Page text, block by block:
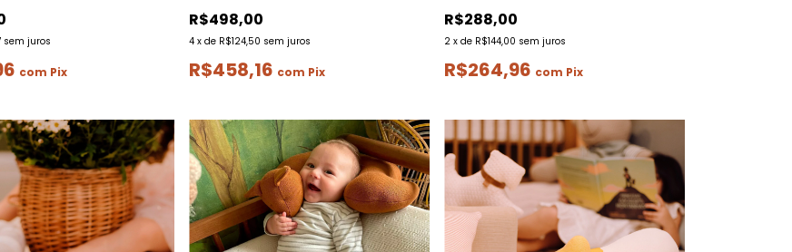
sem juros
com Pix
R$498,00
4 x de R$124,50 sem juros
R$458,16 com Pix
R$288,00
2 x de R$144,00 sem juros
R$264,96 com Pix